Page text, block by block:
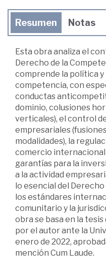
Resumen Notas
Esta obra analiza el
Derecho de la
comprende la política y
competencia, con
conductas
dominio, colusiones
verticales), el control
empresariales
modalidades), la
comercio
garantías para la
a la actividad
lo esencial del
los estándares
comunitario y la
obra se basa en la
por el autor ante la
enero de 2022,
mención Cum Laude.